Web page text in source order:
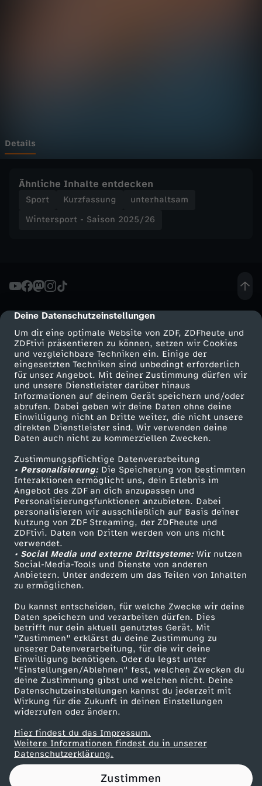
cmp-dialog-description
Deine Datenschutzeinstellungen
Um dir eine optimale Website von ZDF, ZDFheute und
ZDFtivi präsentieren zu können, setzen wir Cookies
und vergleichbare Techniken ein. Einige der
eingesetzten Techniken sind unbedingt erforderlich
für unser Angebot. Mit deiner Zustimmung dürfen wir
und unsere Dienstleister darüber hinaus
Informationen auf deinem Gerät speichern und/oder
abrufen. Dabei geben wir deine Daten ohne deine
Einwilligung nicht an Dritte weiter, die nicht unsere
direkten Dienstleister sind. Wir verwenden deine
Daten auch nicht zu kommerziellen Zwecken.
Zustimmungspflichtige Datenverarbeitung
• Personalisierung:Die Speicherung von bestimmten
Interaktionen ermöglicht uns, dein Erlebnis im
Angebot des ZDF an dich anzupassen und
Personalisierungsfunktionen anzubieten. Dabei
personalisieren wir ausschließlich auf Basis deiner
Nutzung von ZDF Streaming, der ZDFheute und
ZDFtivi. Daten von Dritten werden von uns nicht
verwendet.
• Social Media und externe Drittsysteme:Wir nutzen
Social-Media-Tools und Dienste von anderen
Anbietern. Unter anderem um das Teilen von Inhalten
zu ermöglichen.
Du kannst entscheiden, für welche Zwecke wir deine
Daten speichern und verarbeiten dürfen. Dies
betrifft nur dein aktuell genutztes Gerät. Mit
"Zustimmen" erklärst du deine Zustimmung zu
unserer Datenverarbeitung, für die wir deine
Einwilligung benötigen. Oder du legst unter
"Einstellungen/Ablehnen" fest, welchen Zwecken du
deine Zustimmung gibst und welchen nicht. Deine
Datenschutzeinstellungen kannst du jederzeit mit
Wirkung für die Zukunft in deinen Einstellungen
widerrufen oder ändern.
Hier findest du das Impressum.
Weitere Informationen findest du in unserer
Datenschutzerklärung.
Zustimmen
S
i
n
2
0
2
5
/
2
6
-
W
i
n
t
e
r
s
p
o
Details
Ähnliche Inhalte entdecken
Sport Kurzfassung
unterhaltsam
Wintersport - Saison 2025/26
Mehr ZDF
ZDF-Apps
Smart TV
ZDFtext
Livestreams
Sendungen A-Z
TV-Programm
Service
ZDFmitreden
Kontakt zum ZDF
Tickets
Zuschauerservice
Hilfe
ZDF Unternehmen
Karriere
ZDF goes Schule
Werbefernsehen
Mainzelmännchen
Partner